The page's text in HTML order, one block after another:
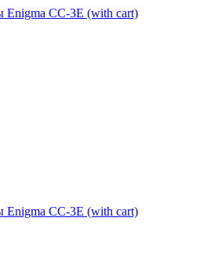
Enigma CC-3E (with cart)
Enigma CC-3E (with cart)